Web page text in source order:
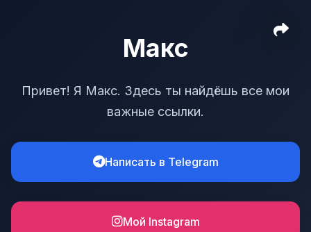
Макс
Привет! Я Макс. Здесь ты найдёшь все мои
важные ссылки.
Написать в Telegram
Мой Instagram